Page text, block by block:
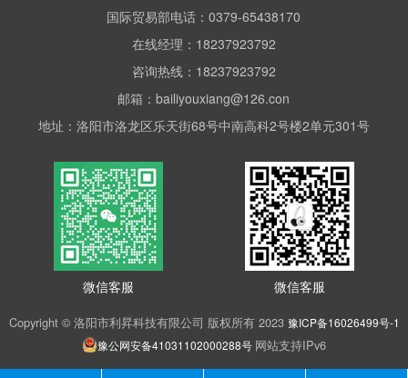
国际贸易部电话：0379-65438170
在线经理：18237923792
咨询热线：18237923792
邮箱：bailiyouxiang@126.con
地址：洛阳市洛龙区乐天街68号中南高科2号楼2单元301号
微信客服 微信客服